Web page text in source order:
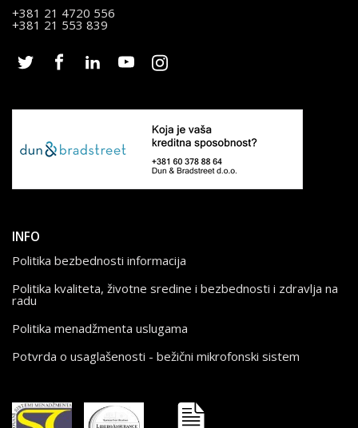
+381 21 4720 556
+381 21 553 839
INFO
Politika bezbednosti informacija
Politika kvaliteta, životne sredine i bezbednosti i zdravlja na
radu
Politika menadžmenta uslugama
Potvrda o usaglašenosti - bežični mikrofonski sistem